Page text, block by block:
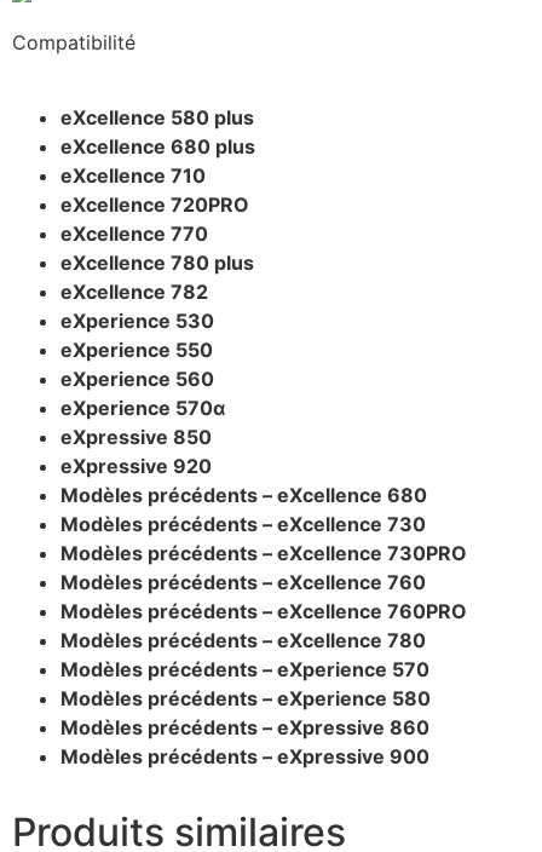
Compatibilité
eXcellence 580 plus
eXcellence 680 plus
eXcellence 710
eXcellence 720PRO
eXcellence 770
eXcellence 780 plus
eXcellence 782
eXperience 530
eXperience 550
eXperience 560
eXperience 570α
eXpressive 850
eXpressive 920
Modèles précédents – eXcellence 680
Modèles précédents – eXcellence 730
Modèles précédents – eXcellence 730PRO
Modèles précédents – eXcellence 760
Modèles précédents – eXcellence 760PRO
Modèles précédents – eXcellence 780
Modèles précédents – eXperience 570
Modèles précédents – eXperience 580
Modèles précédents – eXpressive 860
Modèles précédents – eXpressive 900
Produits similaires